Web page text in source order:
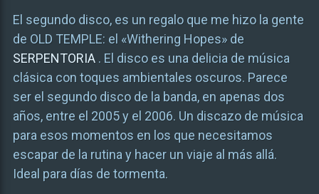
El segundo disco, es un regalo que me hizo la gente
de OLD TEMPLE: el «Withering Hopes» de
SERPENTORIA. El disco es una delicia de música
clásica con toques ambientales oscuros. Parece
ser el segundo disco de la banda, en apenas dos
años, entre el 2005 y el 2006. Un discazo de música
para esos momentos en los que necesitamos
escapar de la rutina y hacer un viaje al más allá.
Ideal para días de tormenta.